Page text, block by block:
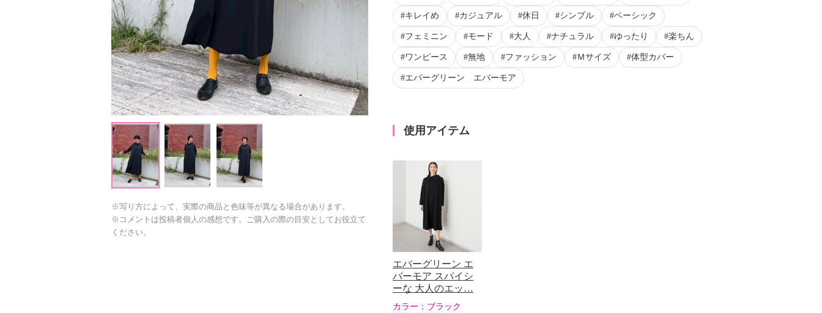
※写り方によって、実際の商品と色味等が異なる場合があります。
※コメントは投稿者個人の感想です。ご購入の際の目安としてお役立て
ください。
キレイめ カジュアル 休日 シンプル ベーシック
フェミニン モード 大人 ナチュラル ゆったり 楽ちん
ワンピース 無地 ファッション Ｍサイズ 体型カバー
エバーグリーン エバーモア
使用アイテム
エバーグリーン エ
バーモア スパイシ
ーな 大人のエッ…
カラー： ブラック